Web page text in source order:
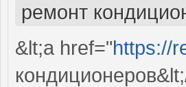
ремонт
&lt;a href="https://